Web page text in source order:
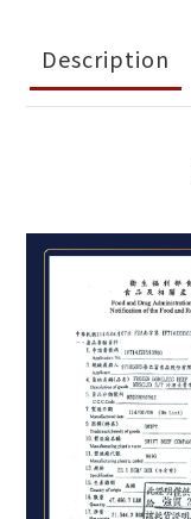
Description